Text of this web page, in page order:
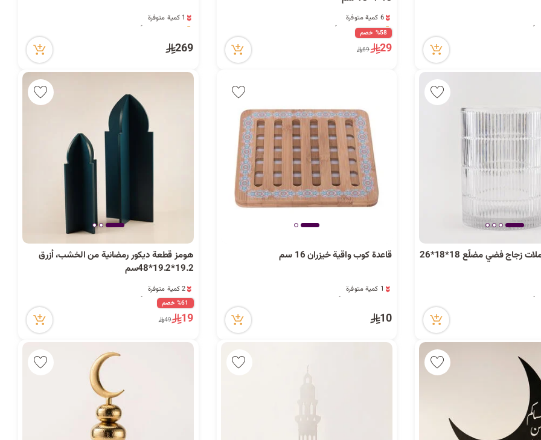
ح
ث
11 مشاهدة مؤخراً
6 كمية متوفرة
11 مشاهدة مؤخراً
%58 خصم
29
69
2 مشاهدة مؤخراً
2 مشاهدة مؤخراً
269
هومز سلة مهملات زجاج فضي مضلّع 18*18*26
قاعدة كوب واقية خيزران 16 سم
2 مشاهدة مؤخراً
2 مشاهدة مؤخراً
10
هومز قطعة ديكور رمضانية من الخشب، أزرق
19.2*19.2*48سم
8 مشاهدة مؤخراً
2 كمية متوفرة
8 مشاهدة مؤخراً
%61 خصم
19
49